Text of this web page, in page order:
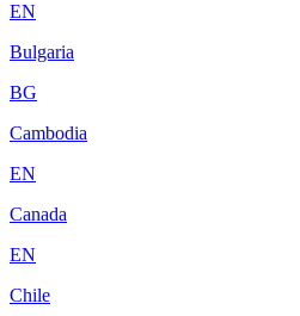
EN
Bulgaria
BG
Cambodia
EN
Canada
EN
Chile